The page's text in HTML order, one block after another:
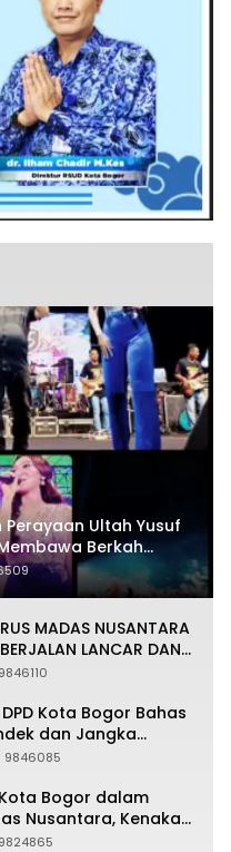
Ultah Yusuf
Berkah
MADAS NUSANTARA
LANCAR DAN
9846110
Kota Bogor Bahas
dan Jangka
9846085
Bogor dalam
Nusantara, Kenakan
Simbol
9824865